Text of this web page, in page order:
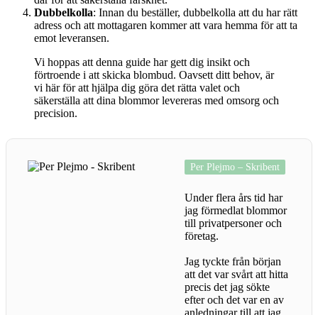
Dubbelkolla: Innan du beställer, dubbelkolla att du har rätt
adress och att mottagaren kommer att vara hemma för att ta
emot leveransen.
Vi hoppas att denna guide har gett dig insikt och
förtroende i att skicka blombud. Oavsett ditt behov, är
vi här för att hjälpa dig göra det rätta valet och
säkerställa att dina blommor levereras med omsorg och
precision.
Per Plejmo – Skribent
Under flera års tid har
jag förmedlat blommor
till privatpersoner och
företag.
Jag tyckte från början
att det var svårt att hitta
precis det jag sökte
efter och det var en av
anledningar till att jag